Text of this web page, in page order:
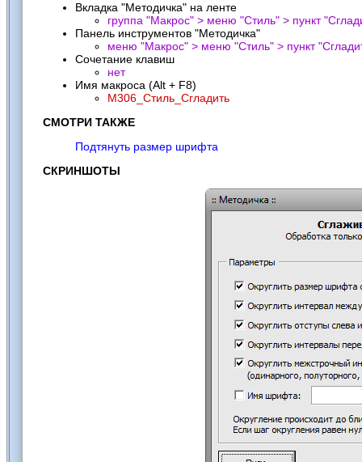
Вкладка "Методичка" на ленте
группа "Макрос" > меню "Стиль" > пункт "
Панель инструментов "Методичка"
меню "Макрос" > меню "Стиль" > пункт "
Сочетание клавиш
нет
Имя макроса (Alt + F8)
M306_Стиль_Сгладить
СМОТРИ ТАКЖЕ
Подтянуть размер шрифта
СКРИНШОТЫ